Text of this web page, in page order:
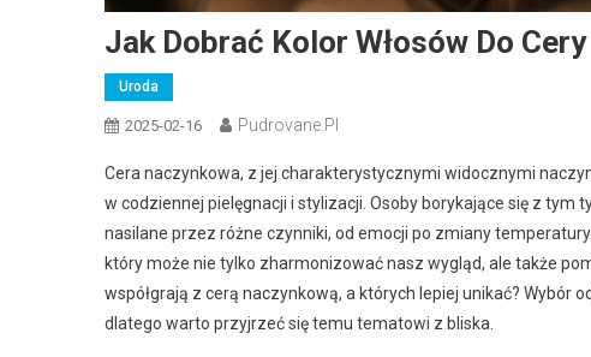
Jak Dobrać Kolor Włosów Do
Uroda
2025-02-16 Pudrovane.pl
Cera naczynkowa, z jej charakterystycznymi widocznymi
w codziennej pielęgnacji i stylizacji. Osoby borykające się z
nasilane przez różne czynniki, od emocji po zmiany
który może nie tylko zharmonizować nasz wygląd, ale także
współgrają z cerą naczynkową, a których lepiej unikać? Wybór
dlatego warto przyjrzeć się temu tematowi z bliska.